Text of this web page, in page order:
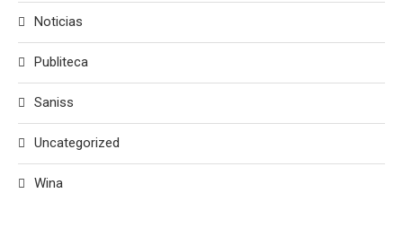
Noticias
Publiteca
Saniss
Uncategorized
Wina